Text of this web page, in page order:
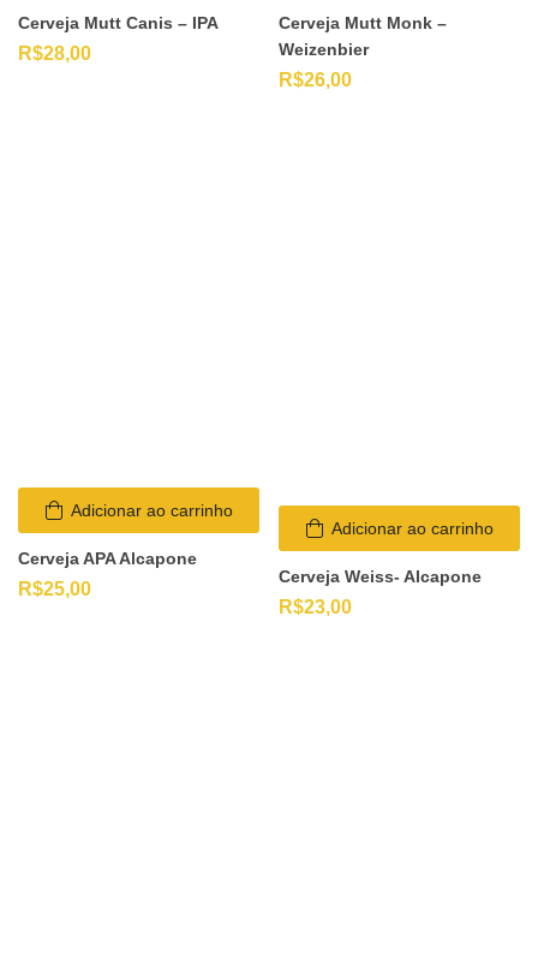
Cerveja Mutt Canis – IPA
R$28,00
Cerveja Mutt Monk –
Weizenbier
R$26,00
Adicionar ao carrinho
Cerveja APA Alcapone
R$25,00
Adicionar ao carrinho
Cerveja Weiss- Alcapone
R$23,00